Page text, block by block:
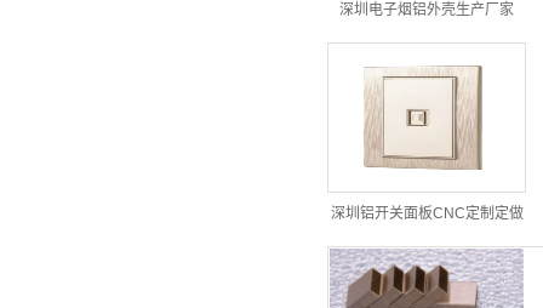
深圳电子烟铝外壳生产厂家
深圳铝开关面板CNC定制定做